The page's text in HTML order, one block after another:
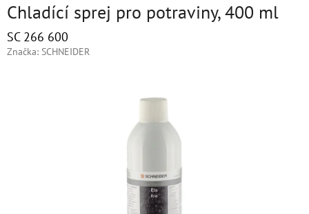
Chladící sprej pro potraviny, 400 ml
SC 266 600
Značka: SCHNEIDER